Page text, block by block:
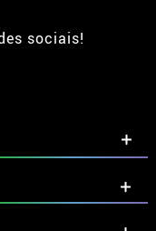
sociais!